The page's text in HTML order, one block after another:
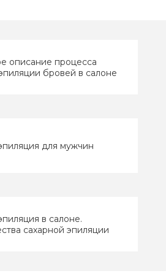
описание процесса
бровей в салоне
для мужчин
в салоне.
сахарной эпиляции